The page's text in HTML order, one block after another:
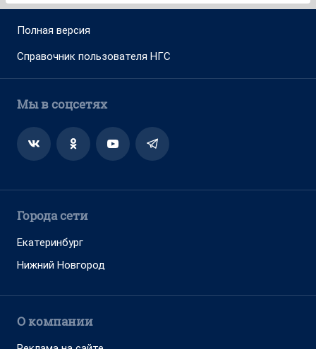
Полная версия
Справочник пользователя НГС
Мы в соцсетях
Города сети
Екатеринбург
Нижний Новгород
О компании